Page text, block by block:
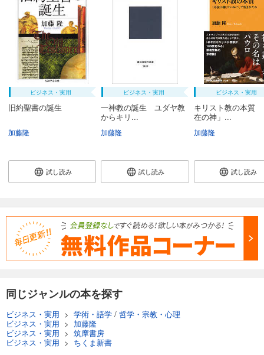
ビジネス・実用
旧約聖書の誕生
加藤隆
試し読み
ビジネス・実用
一神教の誕生 ユダヤ教
からキリ...
加藤隆
試し読み
ビジネス・実用
キリスト教の本質
在の神」...
加藤隆
試し読み
同じジャンルの本を探す
ビジネス・実用 > 学術・語学 / 哲学・宗教・心理
ビジネス・実用 > 加藤隆
ビジネス・実用 > 筑摩書房
ビジネス・実用 > ちくま新書